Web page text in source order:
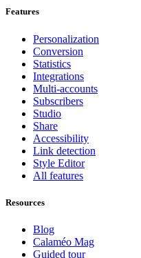
Features
Personalization
Conversion
Statistics
Integrations
Multi-accounts
Subscribers
Studio
Share
Accessibility
Link detection
Style Editor
All features
Resources
Blog
Calaméo Mag
Guided tour